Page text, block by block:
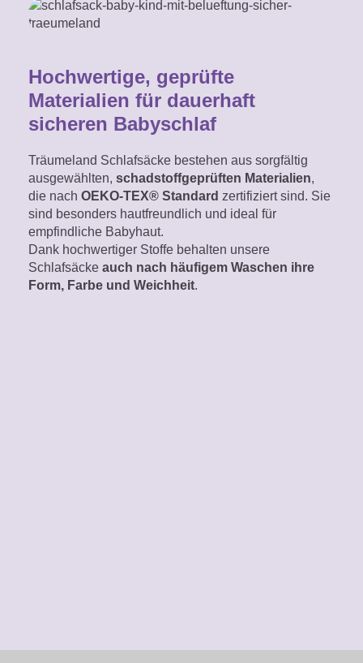
Hochwertige, geprüfte
Materialien für dauerhaft
sicheren Babyschlaf
Träumeland Schlafsäcke bestehen aus sorgfältig
ausgewählten, schadstoffgeprüften Materialien,
die nach OEKO-TEX® Standard zertifiziert sind. Sie
sind besonders hautfreundlich und ideal für
empfindliche Babyhaut.
Dank hochwertiger Stoffe behalten unsere
Schlafsäcke auch nach häufigem Waschen ihre
Form, Farbe und Weichheit.